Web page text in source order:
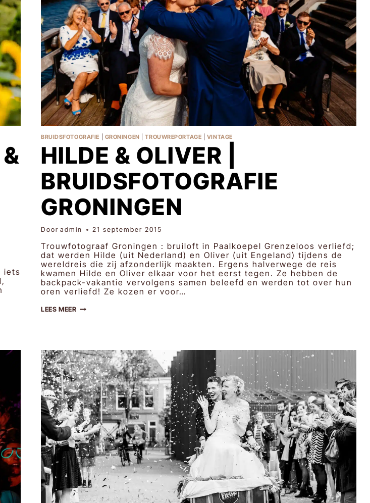
iets
BRUIDSFOTOGRAFIE GRONINGEN |TROUWREPORTAGE VINTAGE
HILDE & OLIVER |
BRUIDSFOTOGRAFIE
GRONINGEN
Door admin 21 september 2015
Trouwfotograaf Groningen : bruiloft in Paalkoepel Grenzeloos verliefd;
dat werden Hilde (uit Nederland) en Oliver (uit Engeland) tijdens de
wereldreis die zij afzonderlijk maakten. Ergens halverwege de reis
kwamen Hilde en Oliver elkaar voor het eerst tegen. Ze hebben de
backpack-vakantie vervolgens samen beleefd en werden tot over hun
oren verliefd! Ze kozen er voor…
LEES MEERHILDE
&